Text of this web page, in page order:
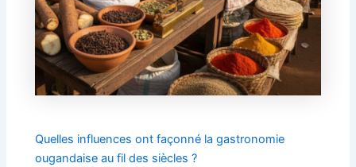
Quelles influences ont façonné la gastronomie
ougandaise au fil des siècles ?